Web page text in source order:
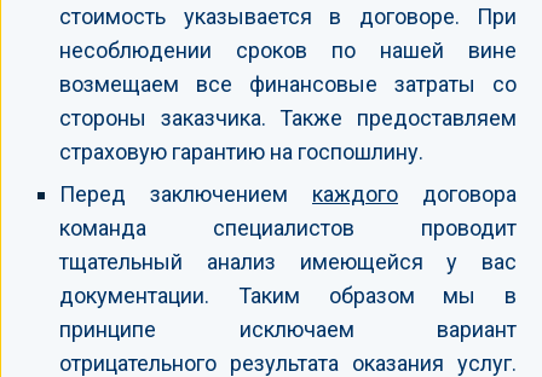
стоимость указывается в договоре. При
несоблюдении сроков по нашей вине
возмещаем все финансовые затраты со
стороны заказчика. Также предоставляем
страховую гарантию на госпошлину.
Перед заключением каждого договора
команда специалистов проводит
тщательный анализ имеющейся у вас
документации. Таким образом мы в
принципе исключаем вариант
отрицательного результата оказания услуг.